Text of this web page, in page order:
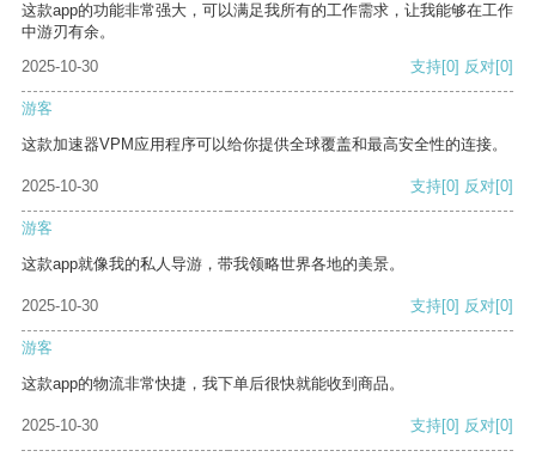
这款app的功能非常强大，可以满足我所有的工作需求，让我能够在工作
中游刃有余。
2025-10-30
支持[0] 反对[0]
游客
这款加速器VPM应用程序可以给你提供全球覆盖和最高安全性的连接。
2025-10-30 支持[0] 反对[0]
游客
这款app就像我的私人导游，带我领略世界各地的美景。
2025-10-30 支持[0] 反对[0]
游客
这款app的物流非常快捷，我下单后很快就能收到商品。
2025-10-30 支持[0] 反对[0]